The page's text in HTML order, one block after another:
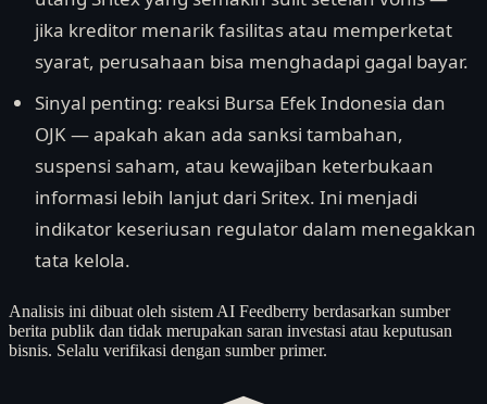
jika kreditor menarik fasilitas atau memperketat
syarat, perusahaan bisa menghadapi gagal bayar.
Sinyal penting: reaksi Bursa Efek Indonesia dan
OJK — apakah akan ada sanksi tambahan,
suspensi saham, atau kewajiban keterbukaan
informasi lebih lanjut dari Sritex. Ini menjadi
indikator keseriusan regulator dalam menegakkan
tata kelola.
Analisis ini dibuat oleh sistem AI Feedberry berdasarkan sumber
berita publik dan tidak merupakan saran investasi atau keputusan
bisnis. Selalu verifikasi dengan sumber primer.